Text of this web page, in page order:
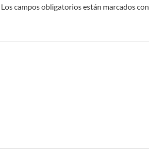
Los campos obligatorios están marcados con